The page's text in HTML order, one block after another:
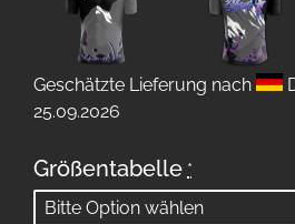
Geschätzte Lieferung nach
25.09.2026
Größentabelle *